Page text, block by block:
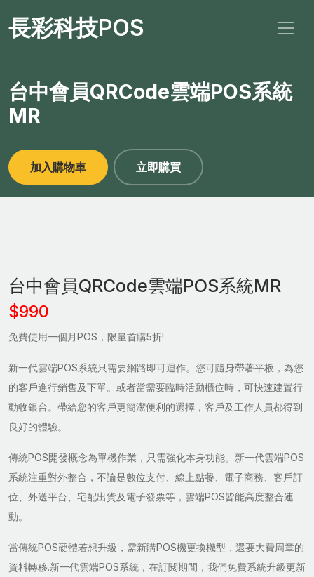
長彩科技POS
台中會員QRCode雲端POS系統
MR
加入購物車 立即購買
台中會員QRCode雲端POS系統MR
$990
免費使用一個月POS，限量首購5折!
新一代雲端POS系統只需要網路即可運作。您可隨身帶著平板，為您
的客戶進行銷售及下單。或者當需要臨時活動櫃位時，可快速建置行
動收銀台。帶給您的客戶更簡潔便利的選擇，客戶及工作人員都得到
良好的體驗。
傳統POS開發概念為單機作業，只需強化本身功能。新一代雲端POS
系統注重對外整合，不論是數位支付、線上點餐、電子商務、客戶訂
位、外送平台、宅配出貨及電子發票等，雲端POS皆能高度整合連
動。
當傳統POS硬體若想升級，需新購POS機更換機型，還要大費周章的
資料轉移.新一代雲端POS系統，在訂閱期間，我們免費系統升級更新